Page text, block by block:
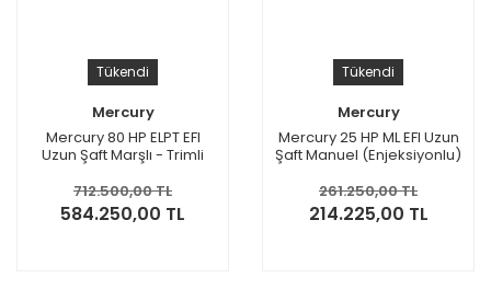
Tükendi
Mercury
Mercury 80 HP ELPT EFI
Uzun Şaft Marşlı - Trimli
712.500,00 TL
584.250,00 TL
Tükendi
Mercury
Mercury 25 HP ML EFI Uzun
Şaft Manuel (Enjeksiyonlu)
261.250,00 TL
214.225,00 TL